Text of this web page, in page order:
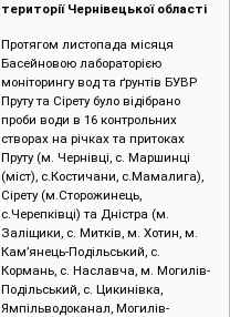
території Чернівецької області
Протягом листопада місяця
Басейновою лабораторією
моніторингу вод та ґрунтів БУВР
Пруту та Сірету було відібрано
проби води в 16 контрольних
створах на річках та притоках
Пруту (м. Чернівці, с. Маршинці
(міст), с.Костичани, с.Мамалига),
Сірету (м.Сторожинець,
с.Черепківці) та Дністра (м.
Заліщики, с. Митків, м. Хотин, м.
Кам’янець-Подільський, с.
Кормань, с. Наславча, м. Могилів-
Подільський, с. Цикинівка,
Ямпільводоканал, Могилів-